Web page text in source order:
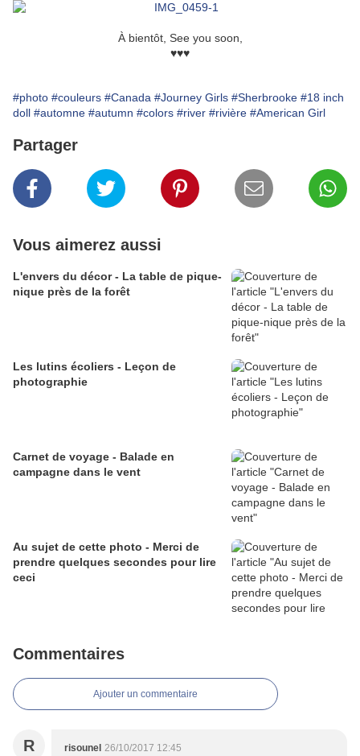
À bientôt, See you soon,
♥♥♥
#photo #couleurs #Canada #Journey Girls #Sherbrooke #18 inch
doll #automne #autumn #colors #river #rivière #American Girl
Partager
Vous aimerez aussi
L'envers du décor - La table de pique-
nique près de la forêt
Les lutins écoliers - Leçon de
photographie
Carnet de voyage - Balade en
campagne dans le vent
Au sujet de cette photo - Merci de
prendre quelques secondes pour lire
ceci
Commentaires
Ajouter un commentaire
R risounel 26/10/2017 12:45